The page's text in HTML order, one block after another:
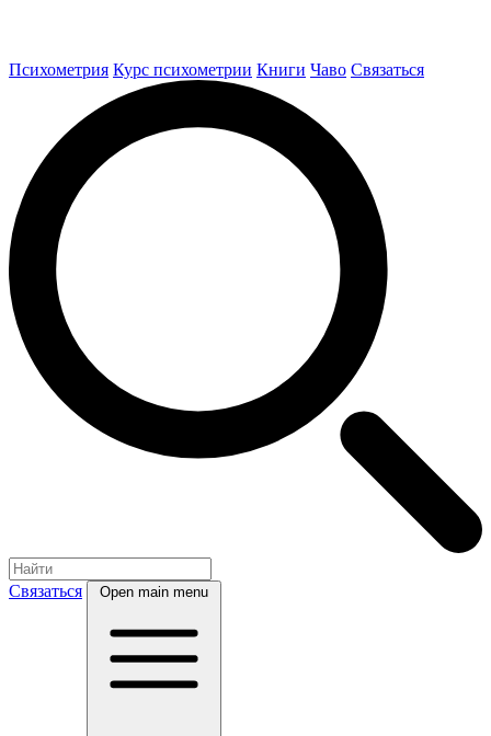
Психометрия Курс психометрии Книги Чаво Связаться
Связаться Open main menu